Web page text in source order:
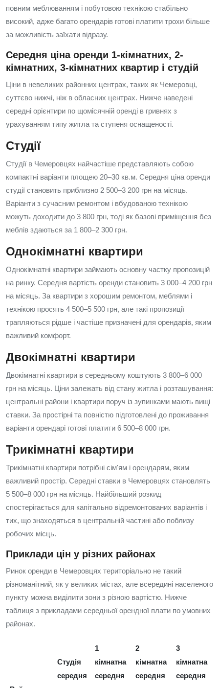
повним меблюванням і побутовою технікою стабільно
високий, адже багато орендарів готові платити трохи більше
за можливість заїхати відразу.
Середня ціна оренди 1-кімнатних, 2-
кімнатних, 3-кімнатних квартир і студій
Ціни в невеликих районних центрах, таких як Чемеровці,
суттєво нижчі, ніж в обласних центрах. Нижче наведені
середні орієнтири по щомісячній оренді в гривнях з
урахуванням типу житла та ступеня оснащеності.
Студії
Студії в Чемеровцях найчастіше представляють собою
компактні варіанти площею 20–30 кв.м. Середня ціна оренди
студії становить приблизно 2 500–3 200 грн на місяць.
Варіанти з сучасним ремонтом і вбудованою технікою
можуть доходити до 3 800 грн, тоді як базові приміщення без
меблів здаються за 1 800–2 300 грн.
Однокімнатні квартири
Однокімнатні квартири займають основну частку пропозицій
на ринку. Середня вартість оренди становить 3 000–4 200 грн
на місяць. За квартири з хорошим ремонтом, меблями і
технікою просять 4 500–5 500 грн, але такі пропозиції
трапляються рідше і частіше призначені для орендарів, яким
важливий комфорт.
Двокімнатні квартири
Двокімнатні квартири в середньому коштують 3 800–6 000
грн на місяць. Ціни залежать від стану житла і розташування:
центральні райони і квартири поруч із зупинками мають вищі
ставки. За простірні та повністю підготовлені до проживання
варіанти орендарі готові платити 6 500–8 000 грн.
Трикімнатні квартири
Трикімнатні квартири потрібні сім'ям і орендарям, яким
важливий простір. Середні ставки в Чемеровцях становлять
5 500–8 000 грн на місяць. Найбільший розкид
спостерігається для капітально відремонтованих варіантів і
тих, що знаходяться в центральній частині або поблизу
робочих місць.
Приклади цін у різних районах
Ринок оренди в Чемеровцях територіально не такий
різноманітний, як у великих містах, але всередині населеного
пункту можна виділити зони з різною вартістю. Нижче
таблиця з прикладами середньої орендної плати по умовних
районах.
Студія
середня
1
кімнатна
середня
2
кімнатна
середня
3
кімнатна
середня